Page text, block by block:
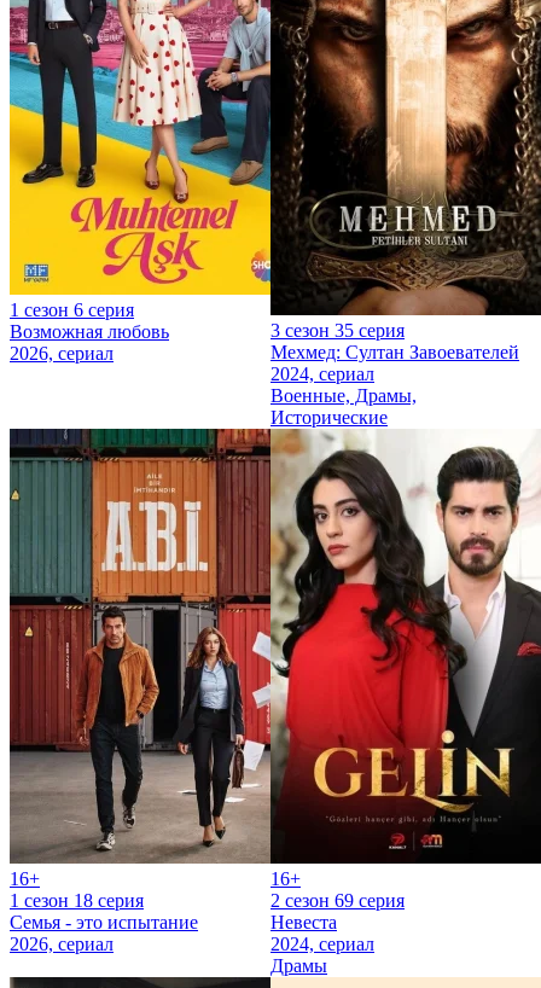
1 сезон 6 серия
Возможная любовь
2026, сериал
3 сезон 35 серия
Мехмед: Султан Завоевателей
2024, сериал
Военные, Драмы,
Исторические
16+
1 сезон 18 серия
Семья - это испытание
2026, сериал
16+
2 сезон 69 серия
Невеста
2024, сериал
Драмы